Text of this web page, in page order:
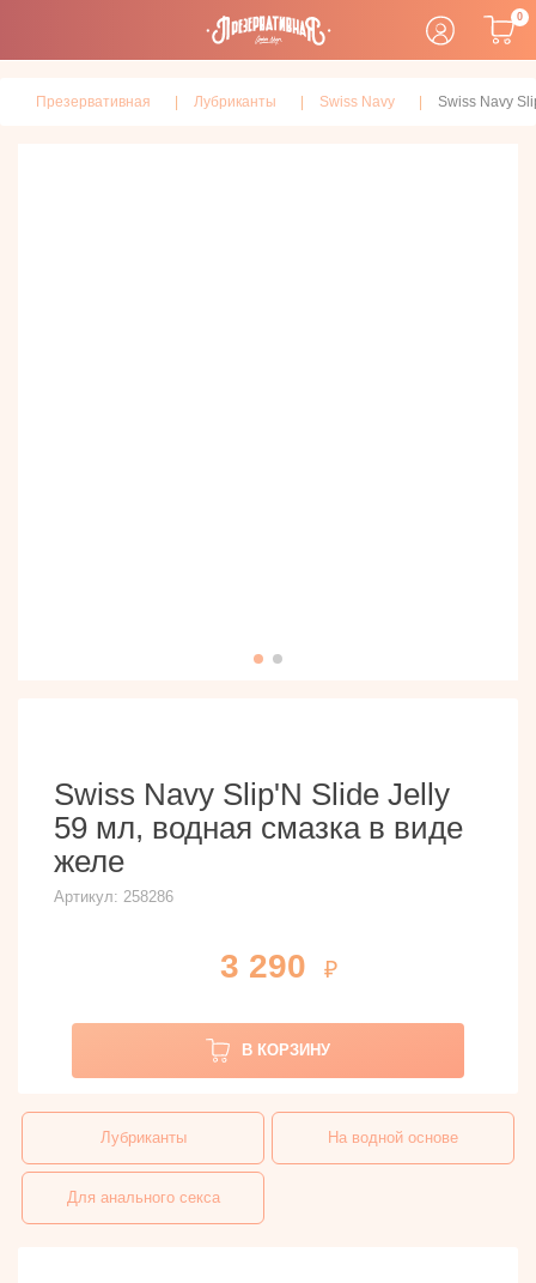
0
Презервативная Лубриканты Swiss Navy Swiss Navy
Swiss Navy Slip'N Slide Jelly
59 мл, водная смазка в виде
желе
Артикул: 258286
3 290
В КОРЗИНУ
Лубриканты На водной основе
Для анального секса